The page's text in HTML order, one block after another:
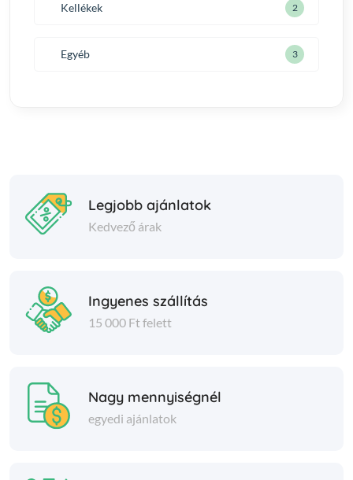
Kellékek 2
Egyéb 3
Legjobb ajánlatok
Kedvező árak
Ingyenes szállítás
15 000 Ft felett
Nagy mennyiségnél
egyedi ajánlatok